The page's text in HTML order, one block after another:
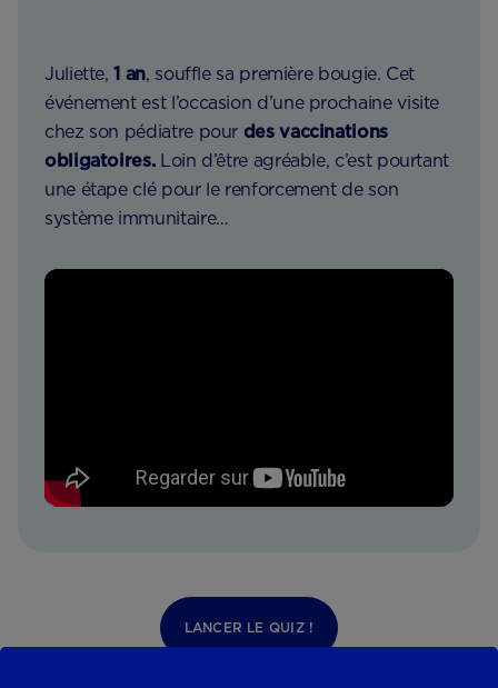
Juliette,1 an, souffle sa première bougie. Cet
événement est l’occasion d’une prochaine visite
chez son pédiatre pour des vaccinations
obligatoires.Loin d’être agréable, c’est pourtant
une étape clé pour le renforcement de son
système immunitaire…
LANCER LE QUIZ !